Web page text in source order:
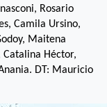
Rosario
Camila Ursino,
Maitena
Catalina Héctor,
DT: Mauricio